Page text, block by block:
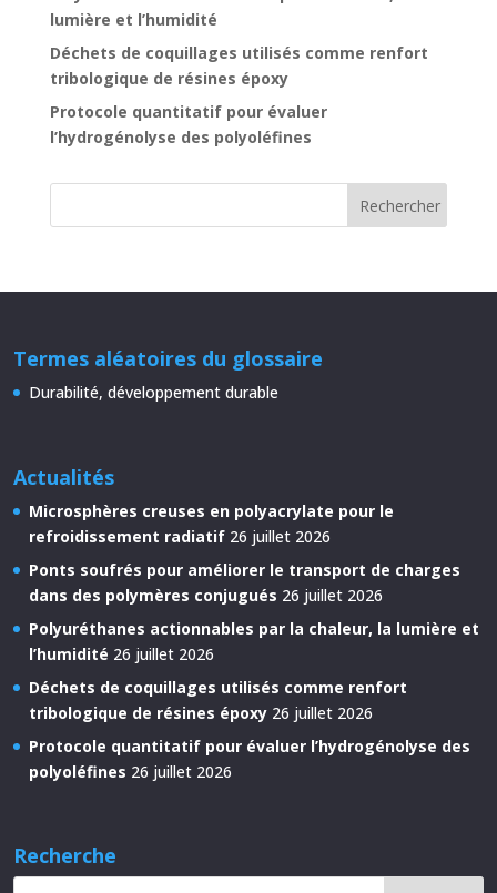
lumière et l’humidité
Déchets de coquillages utilisés comme renfort
tribologique de résines époxy
Protocole quantitatif pour évaluer
l’hydrogénolyse des polyoléfines
Termes aléatoires du glossaire
Durabilité, développement durable
Actualités
Microsphères creuses en polyacrylate pour le
refroidissement radiatif 26 juillet 2026
Ponts soufrés pour améliorer le transport de charges
dans des polymères conjugués 26 juillet 2026
Polyuréthanes actionnables par la chaleur, la lumière et
l’humidité 26 juillet 2026
Déchets de coquillages utilisés comme renfort
tribologique de résines époxy 26 juillet 2026
Protocole quantitatif pour évaluer l’hydrogénolyse des
polyoléfines 26 juillet 2026
Recherche